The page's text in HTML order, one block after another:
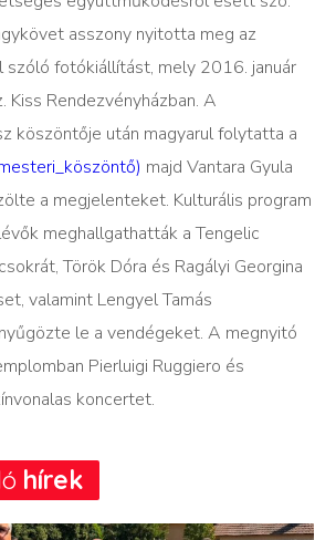
asszony nyitotta meg az
fotókiállítást, mely 2016. január
Rendezvényházban. A
köszöntője után magyarul folytatta a
majd Vantara Gyula
a megjelenteket. Kulturális program
meghallgathatták a Tengelic
Török Dóra és Ragályi Georgina
valamint Lengyel Tamás
le a vendégeket. A megnyitó
Pierluigi Ruggiero és
koncertet.
hírek